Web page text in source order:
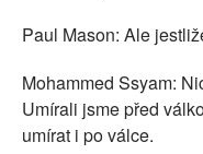
Paul Mason: Ale
Mohammed Ssyam:
Umírali jsme před
umírat i po válce.